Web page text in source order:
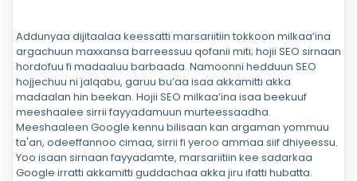
Addunyaa dijitaalaa keessatti marsariitiin tokkoon milkaa’ina
argachuun maxxansa barreessuu qofanii miti; hojii SEO sirnaan
hordofuu fi madaaluu barbaada. Namoonni hedduun SEO
hojjechuu ni jalqabu, garuu bu’aa isaa akkamitti akka
madaalan hin beekan. Hojii SEO milkaa’ina isaa beekuuf
meeshaalee sirrii fayyadamuun murteessaadha.
Meeshaaleen Google kennu bilisaan kan argaman yommuu
ta'an, odeeffannoo cimaa, sirrii fi yeroo ammaa siif dhiyeessu.
Yoo isaan sirnaan fayyadamte, marsariitiin kee sadarkaa
Google irratti akkamitti guddachaa akka jiru ifatti hubatta.